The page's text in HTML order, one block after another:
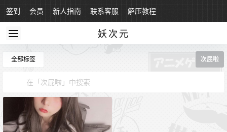
签到 会员 新人指南 联系客服 解压教程
妖次元
全部标签 次屁啦